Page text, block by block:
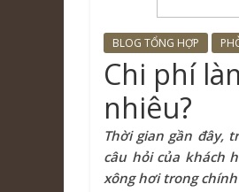
BLOG TỔNG HỢP
Chi phí
nhiêu?
Thời gian gần đây,
câu hỏi của khách
xông hơi trong